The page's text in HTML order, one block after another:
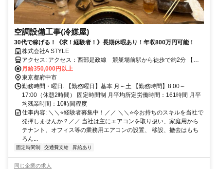
空調設備工事(冷媒屋)
30代で稼げる！《求！経験者！》長期休暇あり！年収800万円可能！
株式会社A STYLE
アクセス: アクセス：西部是政線 競艇場前駅から徒歩で約2分 【勤
務エリア】一都三県 ・車通勤OK（マイカー通勤OK） ・バイク通勤
OK
月給350,000円以上
東京都府中市
勤務時間・曜日: 【勤務曜日】基本 月～土 【勤務時間】8:00～
17:00（休憩2時間） 固定時間制 月平均所定労働時間：161時間 月平
均残業時間：10時間程度
仕事内容: ＼＼⭐経験者募集中！／／ ＼＼⭐今お持ちのスキルを当社で
発揮しませんか？／／ 当社は主にエアコンを取り扱い、家庭用から
テナント、オフィス等の業務用エアコンの設置、 移設、撤去はもち
ろん...
固定時間制 交通費支給 昇給あり
同じ企業の求人